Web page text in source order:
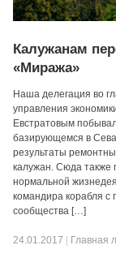
Калужанам
«Миража»
Наша делегация во
управления
Евстратовым
базирующемся в
результаты
калужан. Сюда также
нормальной
командира корабля с
сообщества […]
24.01.2017 Главная